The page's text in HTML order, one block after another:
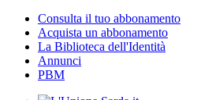
Consulta il tuo abbonamento
Acquista un abbonamento
La Biblioteca dell'Identità
Annunci
PBM